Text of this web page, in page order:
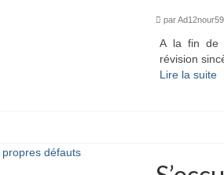
par
A la fin de
révision
Lire la suite­­